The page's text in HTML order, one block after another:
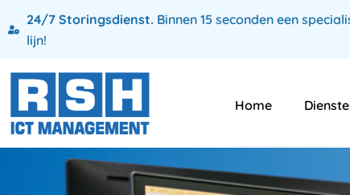
24/7 Storingsdienst. Binnen 15 seconden een
lijn!
Home